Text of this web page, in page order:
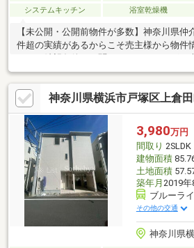
システムキッチン
浴室乾燥機
【未公開・公開前物件が多数】神奈川県仲
件超の実績があるからこそ売主様から物件
件もいち早くご紹介します。【サザビーズ
の国と地域で展開する高級不動産ブランド
ナショナル リアルティ」の一員として確か
をサポート。【List365・充実のアフターサ
も、24時間365日の駆けつけや優待販売、
サービスは一生涯続きます。※日経MJ（
ビス業総合調査
神奈川県横浜市戸塚区上倉
3,980万円
間取り 2SLDK
建物面積
土地面積
築年月 2019
ブルーラ
その他の交通
神奈川県